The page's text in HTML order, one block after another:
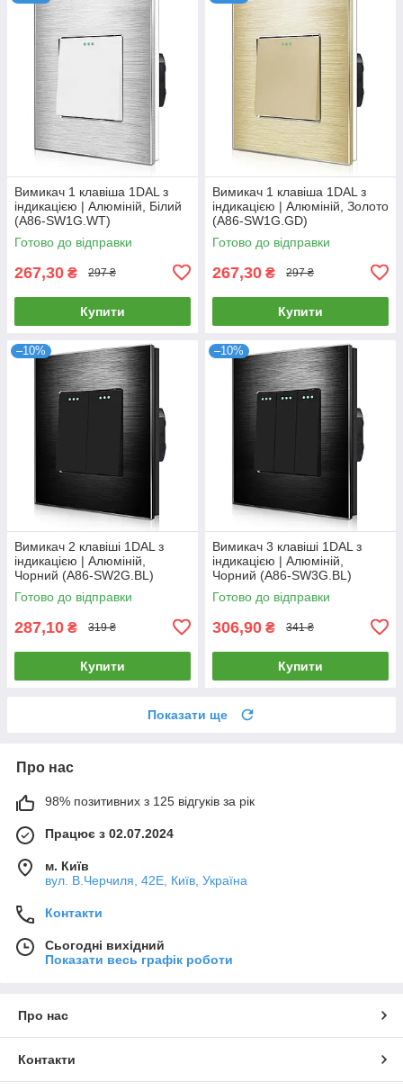
Вимикач 1 клавіша 1DAL з
індикацією | Алюміній, Білий
(А86-SW1G.WT)
Готово до відправки
267,30 ₴ 297 ₴
Купити
Вимикач 1 клавіша 1DAL з
індикацією | Алюміній, Золото
(А86-SW1G.GD)
Готово до відправки
267,30 ₴ 297 ₴
Купити
–10%
Вимикач 2 клавіші 1DAL з
індикацією | Алюміній,
Чорний (А86-SW2G.BL)
Готово до відправки
287,10 ₴ 319 ₴
Купити
–10%
Вимикач 3 клавіші 1DAL з
індикацією | Алюміній,
Чорний (А86-SW3G.BL)
Готово до відправки
306,90 ₴ 341 ₴
Купити
Показати ще
Про нас
98% позитивних з 125 відгуків за рік
Працює з 02.07.2024
м. Київ
вул. В.Черчиля, 42Е, Київ, Україна
Контакти
Сьогодні вихідний
Показати весь графік роботи
Про нас
Контакти